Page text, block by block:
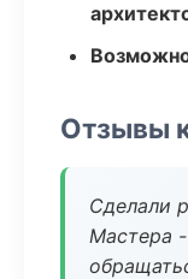
Отзывы
Сделали
Мастера